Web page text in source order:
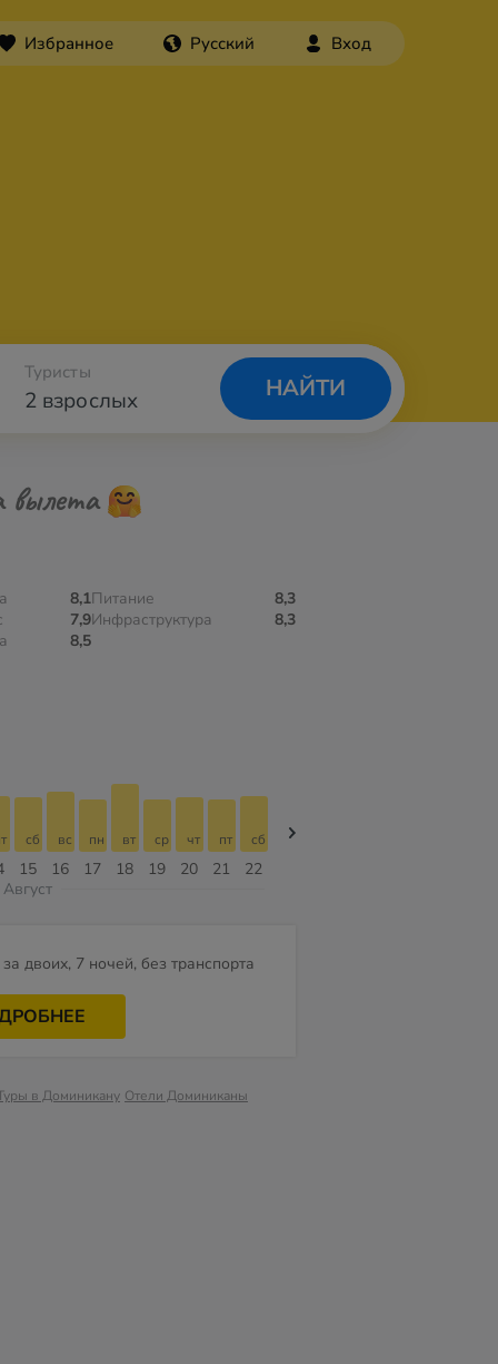
Избранное Русский Вход
2 взрослых
Туристы
НАЙТИ
вылета
8,1
7,9
8,5
Питание
8,3
Инфраструктура
8,3
15
сб
16
вс
17
пн
18
вт
19
ср
20
чт
21
пт
22
сб
Август
за двоих, 7 ночей, без транспорта
Туры в Доминикану Отели Доминиканы